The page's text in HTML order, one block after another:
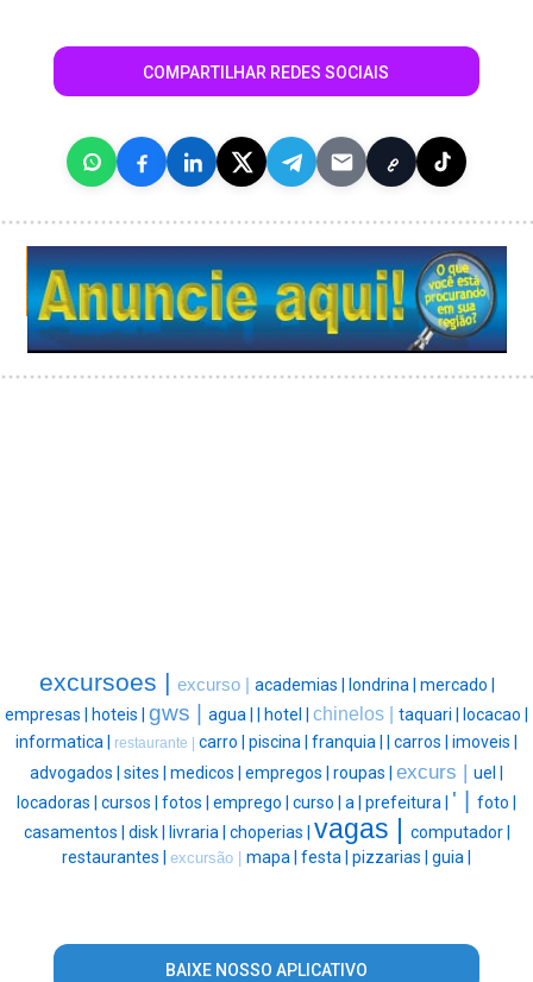
COMPARTILHAR REDES SOCIAIS
excursoes | excurso | academias | londrina | mercado |
empresas | hoteis | gws | agua | | hotel | chinelos | taquari | locacao |
informatica | restaurante | carro | piscina | franquia | | carros | imoveis |
advogados | sites | medicos | empregos | roupas | excurs | uel |
locadoras | cursos | fotos | emprego | curso | a | prefeitura | ' | foto |
casamentos | disk | livraria | choperias | vagas | computador |
restaurantes | excursão | mapa | festa | pizzarias | guia |
BAIXE NOSSO APLICATIVO